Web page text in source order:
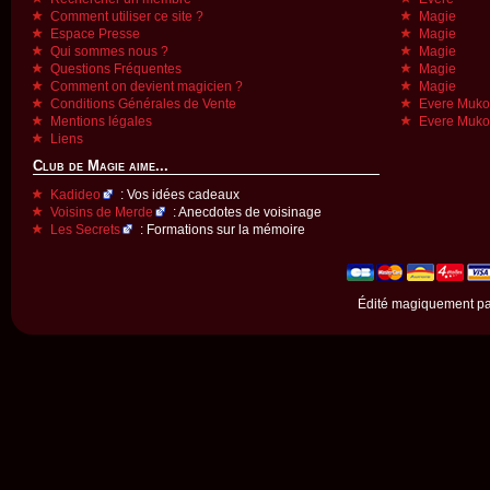
Comment utiliser ce site ?
Espace Presse
Qui sommes nous ?
Questions Fréquentes
Comment on devient magicien ?
Conditions Générales de Vente
Mentions légales
Liens
Club de Magie aime...
Kadideo
: Vos idées cadeaux
Voisins de Merde
: Anecdotes de voisinage
Les Secrets
: Formations sur la mémoire
Magie
Magie
Magie
Magie
Magie
Evere
Evere
Édité magiquement